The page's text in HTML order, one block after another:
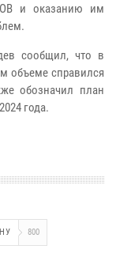
и оказанию им
сообщил, что в
объеме справился
обозначил план
года.
800